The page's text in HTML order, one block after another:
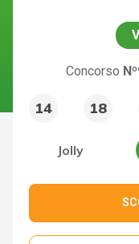
Concorso
14 18
Jolly